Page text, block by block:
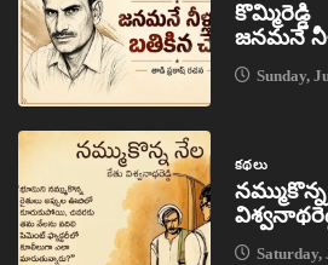
జనమనే
Sunday,
కథలు
Saturday,